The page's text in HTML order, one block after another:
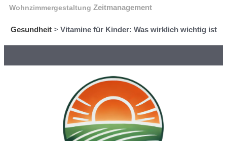
Wohnzimmergestaltung Zeitmanagement
Gesundheit> Vitamine für Kinder: Was wirklich wichtig ist